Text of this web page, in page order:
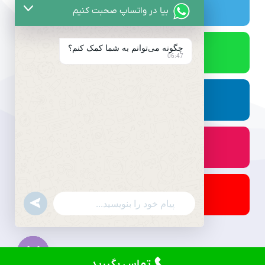
بیا در واتساپ صحبت کنیم
چگونه می‌توانم به شما کمک کنم؟
06:47
WhatsApp
Message
undefined